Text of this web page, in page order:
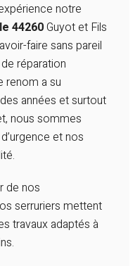
notre
44260Guyot et Fils
faire sans pareil
réparation
renom a su
années et surtout
nous sommes
et nos
de nos
serruriers mettent
travaux adaptés à